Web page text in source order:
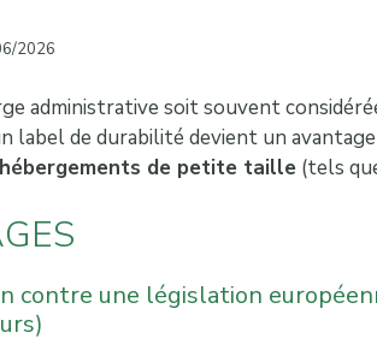
2026
administrative soit souvent
label de durabilité devient un
hébergements de petite taille(tels
contre une législation